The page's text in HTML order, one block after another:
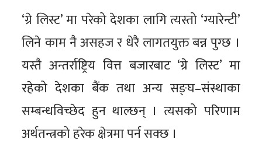
‘ग्रे लिस्ट’ मा परेको देशका लागि त्यस्तो ‘ग्यारेन्टी’
लिने काम नै असहज र धेरै लागतयुक्त बन्न पुग्छ ।
यस्तै अन्तर्राष्ट्रिय वित्त बजारबाट ‘ग्रे लिस्ट’ मा
रहेको देशका बैंक तथा अन्य सङ्घ–संस्थाका
सम्बन्धविच्छेद हुन थाल्छन् । त्यसको परिणाम
अर्थतन्त्रको हरेक क्षेत्रमा पर्न सक्छ ।